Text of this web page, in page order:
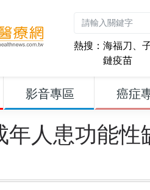
熱搜： 海福刀 、
鏈疫苗
影音專區 癌症
年人患功能